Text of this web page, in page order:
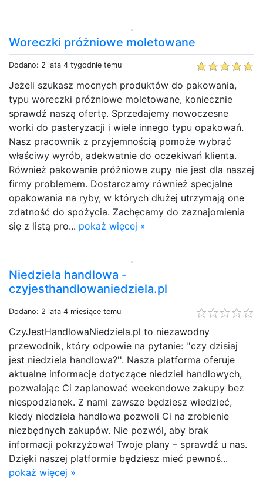
Woreczki próżniowe moletowane
Dodano: 2 lata 4 tygodnie temu
Jeżeli szukasz mocnych produktów do pakowania,
typu woreczki próżniowe moletowane, koniecznie
sprawdź naszą ofertę. Sprzedajemy nowoczesne
worki do pasteryzacji i wiele innego typu opakowań.
Nasz pracownik z przyjemnością pomoże wybrać
właściwy wyrób, adekwatnie do oczekiwań klienta.
Również pakowanie próżniowe zupy nie jest dla naszej
firmy problemem. Dostarczamy również specjalne
opakowania na ryby, w których dłużej utrzymają one
zdatność do spożycia. Zachęcamy do zaznajomienia
się z listą pro... pokaż więcej »
Niedziela handlowa -
czyjesthandlowaniedziela.pl
Dodano: 2 lata 4 miesiące temu
CzyJestHandlowaNiedziela.pl to niezawodny
przewodnik, który odpowie na pytanie: ''czy dzisiaj
jest niedziela handlowa?''. Nasza platforma oferuje
aktualne informacje dotyczące niedziel handlowych,
pozwalając Ci zaplanować weekendowe zakupy bez
niespodzianek. Z nami zawsze będziesz wiedzieć,
kiedy niedziela handlowa pozwoli Ci na zrobienie
niezbędnych zakupów. Nie pozwól, aby brak
informacji pokrzyżował Twoje plany – sprawdź u nas.
Dzięki naszej platformie będziesz mieć pewnoś...
pokaż więcej »